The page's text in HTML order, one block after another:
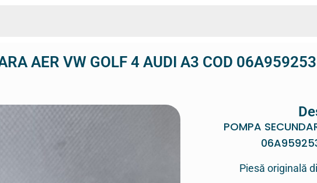
AER VW GOLF 4 AUDI A3 COD
POMPA
Piesă originală